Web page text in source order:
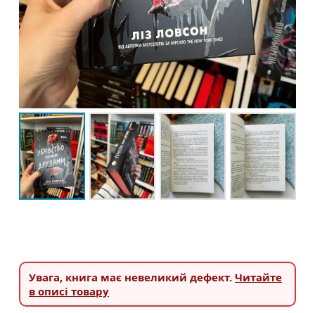
Увага, книга має невеликий дефект. Читайте
в описі товару